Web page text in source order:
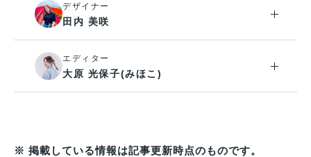
デザイナー
田内 美咲
エディター
大原 光保子(みほこ)
※ 掲載している情報は記事更新時点のものです。